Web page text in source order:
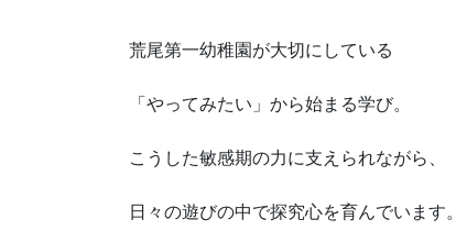
荒尾第一幼稚園が大切にしている
「やってみたい」から始まる学び。
こうした敏感期の力に支えられながら、
日々の遊びの中で探究心を育んでいます。